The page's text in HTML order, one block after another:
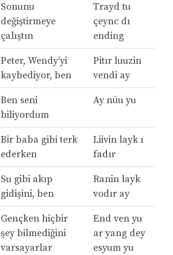
Sonunu
değiştirmeye
çalıştın
Trayd tu
çeync dı
ending
Peter, Wendy'yi
kaybediyor, ben
Pitır luuzin
vendi ay
Ben seni
biliyordum
Ay nüu yu
Bir baba gibi terk
ederken
Liivin layk ı
fadır
Su gibi akıp
gidişini, ben
Ranin layk
vodır ay
Gençken hiçbir
şey bilmediğini
varsayarlar
End ven yu
ar yang dey
esyum yu